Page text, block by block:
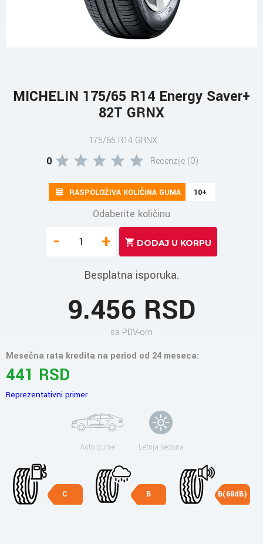
MICHELIN 175/65 R14 Energy Saver+
82T GRNX
175/65 R14 GRNX
0 Recenzije (0)
RASPOLOŽIVA KOLIČINA GUMA 10+
Odaberite količinu
- +
Besplatna isporuka.
9.456 RSD
sa PDV-om
Mesečna rata kredita na period od 24 meseca:
441 RSD
Reprezentativni primer
Auto gume Letnja sezona
C B B(68dB)